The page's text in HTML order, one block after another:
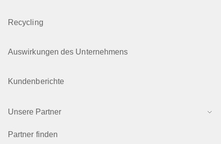
Recycling
Auswirkungen des Unternehmens
Kundenberichte
Unsere Partner
Partner finden